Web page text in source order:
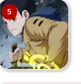
5